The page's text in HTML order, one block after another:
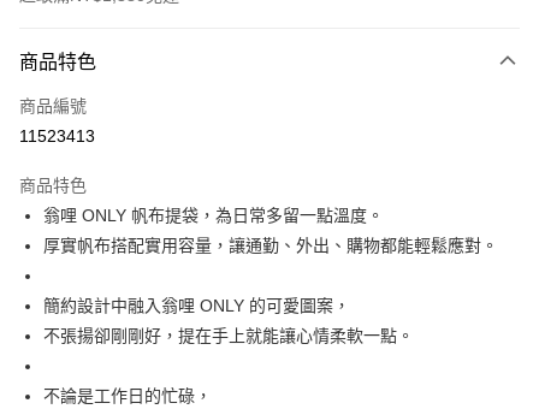
信用卡一次付款
信用卡分期付款
合作金庫商業銀行
華南商業銀行
彰化商業銀行
上海商業儲蓄銀行
台北富邦商業銀行
臺灣中小企業銀行
台中商業銀行
匯豐（台灣）商業銀行
華泰商業銀行
聯邦商業銀行
遠東國際商業銀行
玉山商業銀行
超商取貨付款
LINE Pay
Apple Pay
街口支付
商品特色
商品編號
11523413
商品特色
翁哩 ONLY 帆布提袋，為日常多留一點溫度。
厚實帆布搭配實用容量，讓通勤、外出、購物都能輕鬆應對。
簡約設計中融入翁哩 ONLY 的可愛圖案，
不張揚卻剛剛好，提在手上就能讓心情柔軟一點。
不論是工作日的忙碌，